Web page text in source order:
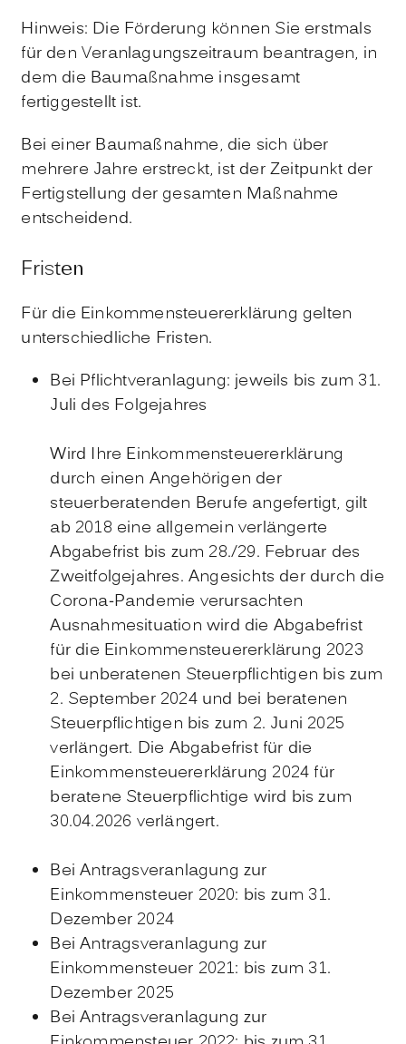
Hinweis: Die Förderung können Sie erstmals
für den Veranlagungszeitraum beantragen, in
dem die Baumaßnahme insgesamt
fertiggestellt ist.
Bei einer Baumaßnahme, die sich über
mehrere Jahre erstreckt, ist der Zeitpunkt der
Fertigstellung der gesamten Maßnahme
entscheidend.
Fristen
Für die Einkommensteuererklärung gelten
unterschiedliche Fristen.
Bei Pflichtveranlagung: jeweils bis zum 31.
Juli des Folgejahres
Wird Ihre Einkommensteuererklärung
durch einen Angehörigen der
steuerberatenden Berufe angefertigt, gilt
ab 2018 eine allgemein verlängerte
Abgabefrist bis zum 28./29. Februar des
Zweitfolgejahres. Angesichts der durch die
Corona-Pandemie verursachten
Ausnahmesituation wird die Abgabefrist
für die Einkommensteuererklärung 2023
bei unberatenen Steuerpflichtigen bis zum
2. September 2024 und bei beratenen
Steuerpflichtigen bis zum 2. Juni 2025
verlängert. Die Abgabefrist für die
Einkommensteuererklärung 2024 für
beratene Steuerpflichtige wird bis zum
30.04.2026 verlängert.
Bei Antragsveranlagung zur
Einkommensteuer 2020: bis zum 31.
Dezember 2024
Bei Antragsveranlagung zur
Einkommensteuer 2021: bis zum 31.
Dezember 2025
Bei Antragsveranlagung zur